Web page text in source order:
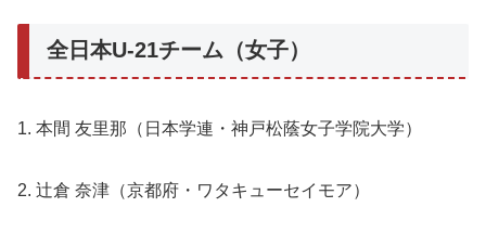
全日本U-21チーム（女子）
1. 本間 友里那（日本学連・神戸松蔭女子学院大学）
2. 辻倉 奈津（京都府・ワタキューセイモア）